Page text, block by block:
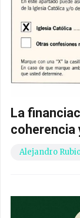
La
coherencia
Alejandro